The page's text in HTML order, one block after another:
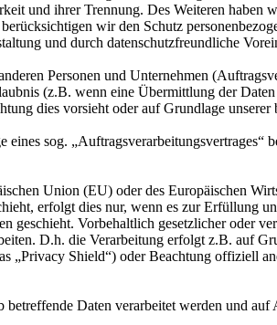
und ihrer Trennung. Des Weiteren
wir den Schutz
und durch datenschutzfreundliche
Personen und Unternehmen
(z.B. wenn eine Übermittlung der
dies vorsieht oder auf Grundlage
sog. „Auftragsverarbeitungsvertrages“
Union (EU) oder des Europäischen
erfolgt dies nur, wenn es zur Erfüllung
geschieht. Vorbehaltlich gesetzlicher oder
D.h. die Verarbeitung erfolgt z.B. auf
„Privacy Shield“) oder Beachtung offiziell
betreffende Daten verarbeitet werden und